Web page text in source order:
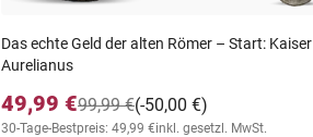
Das echte Geld der alten Römer – Start: Kaiser
Aurelianus
49,99 € (-50,00 €)
99,99 €
30-Tage-Bestpreis: 49,99 €inkl. gesetzl. MwSt.